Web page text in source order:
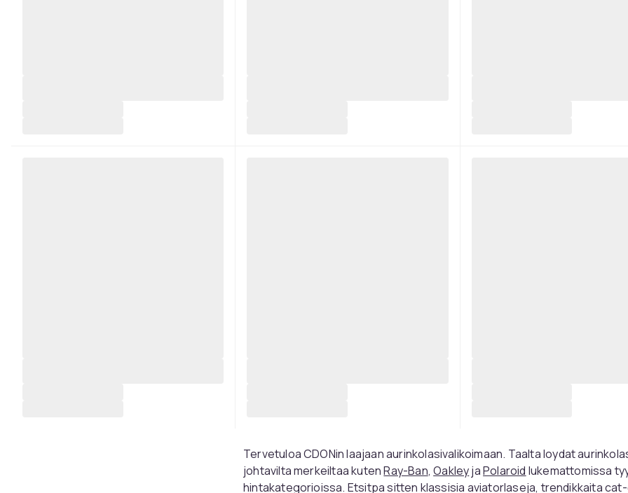
Tervetuloa CDONin laajaan aurinkolasivalikoimaan. Taalta loydat
johtavilta merkeiltaa kutenRay-Ban,OakleyjaPolaroid lukemattomissa
hintakategorioissa. Etsitpa sitten klassisia aviatorlaseja, trendikkaita